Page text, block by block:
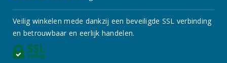
Veilig winkelen mede dankzij een beveiligde SSL verbinding
en betrouwbaar en eerlijk handelen.